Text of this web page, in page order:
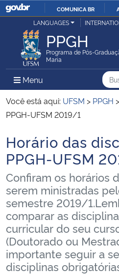
IR
O
COMUNICA BR
Ministério da Justiça e Segurança Pública
Ministério da Defesa
Ministério das Relações Exteriores
Ministério da Infraestrutura
Ministério da Agricultura, Pecuária e
Ministério da Educação
Ministério da Cidadania
Ministério da Saúde
LANGUAGES
PPGH
Programa de Pós-
Maria
Menu Menu Principal do
Você está aqui: UFSM > PPGH >
PPGH-UFSM 2019/1
Início do conteúdo
Horário das
PPGH-UFSM
Confiram os horários
serem ministradas
semestre 2019/
comparar as
curricular do seu
(Doutorado ou
importante seguir a
disciplinas